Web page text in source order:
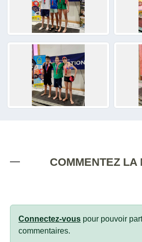
COMMENTEZ LA
Connectez-vous pour pouvoir
commentaires.